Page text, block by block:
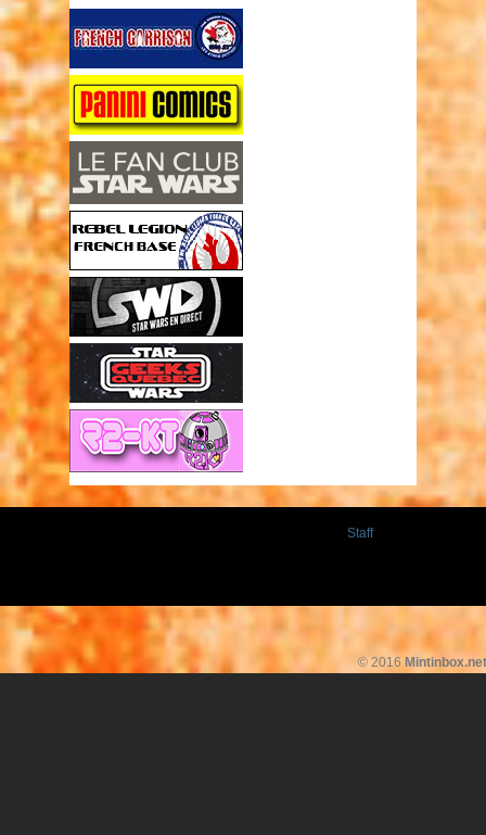
Staff
© 2016 Mintinbox.net